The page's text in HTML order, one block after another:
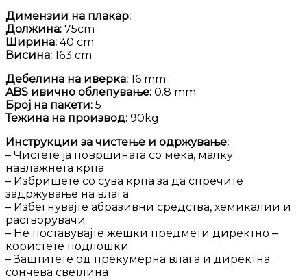
Димензии на плакар:
Должина: 75cm
Ширина: 40 cm
Висина: 163 cm
Дебелина на иверка: 16 mm
ABS ивично облепување: 0.8 mm
Број на пакети: 5
Тежина на производ: 90kg
Инструкции за чистење и одржување:
– Чистете ја површината со мека, малку
навлажнета крпа
– Избришете со сува крпа за да спречите
задржување на влага
– Избегнувајте абразивни средства, хемикалии и
растворувачи
– Не поставувајте жешки предмети директно –
користете подлошки
– Заштитете од прекумерна влага и директна
сончева светлина